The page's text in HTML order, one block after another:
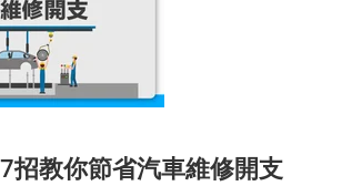
7招教你節省汽車維修開支